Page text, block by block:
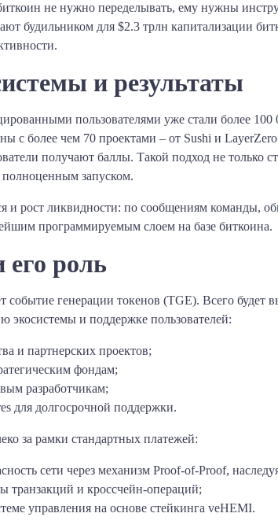
не нужно переделывать, ему нужны
будильником для $2.3 трлн капитализации
и результаты
пользователями уже стали более 100
с более чем 70 проектами – от Sushi и
получают баллы. Такой подход не только
полноценным запуском.
и рост ликвидности: по сообщениям команды,
программируемым слоем на базе биткоина.
роль
событие генерации токенов (TGE). Всего
экосистемы и поддержке пользователей:
и партнерских проектов;
фондам;
разработчикам;
для долгосрочной поддержки.
за рамки стандартных платежей:
сети через механизм Proof-of-Proof,
транзакций и кроссчейн-операций;
управления на основе стейкинга veHEMI.